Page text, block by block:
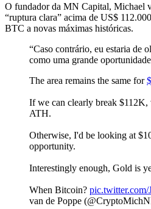
O fundador da MN Capital, Michael
“ruptura clara” acima de US$
BTC a novas máximas históricas.
“Caso contrário, eu estaria de
como uma grande
The area remains the same for
If we can clearly break
ATH.
Otherwise, I'd be looking at
opportunity.
Interestingly enough, Gold is
When Bitcoin?
van de Poppe